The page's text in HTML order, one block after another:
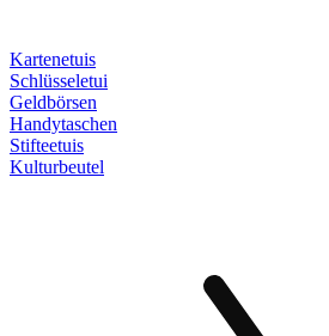
Kartenetuis
Schlüsseletui
Geldbörsen
Handytaschen
Stifteetuis
Kulturbeutel